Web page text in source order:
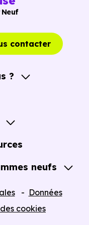
contacter
?
en VEFA
neufs
Données
cookies